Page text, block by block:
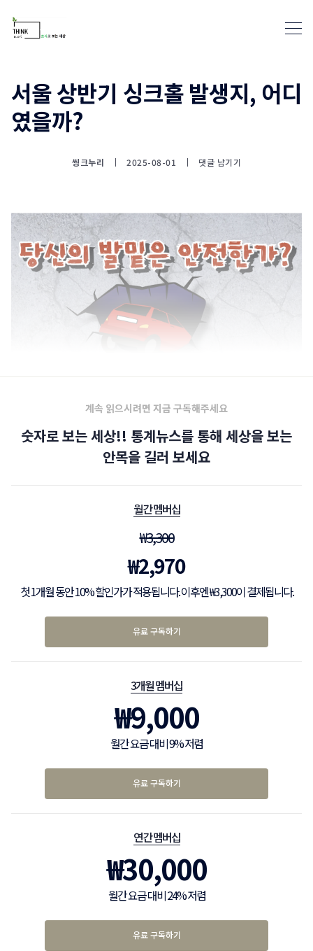
서울 상반기 싱크홀 발생지, 어디
였을까?
씽크누리 2025-08-01 댓글 남기기
계속 읽으시려면 지금 구독해주세요
숫자로 보는 세상!! 통계뉴스를 통해 세상을 보는
안목을 길러 보세요
월간 멤버십
₩3,300
₩2,970
첫 1개월 동안 10% 할인가가 적용됩니다. 이후엔 ₩3,300이 결제됩니다.
유료 구독하기
3개월 멤버십
₩9,000
월간 요금 대비 9% 저렴
유료 구독하기
연간 멤버십
₩30,000
월간 요금 대비 24% 저렴
유료 구독하기